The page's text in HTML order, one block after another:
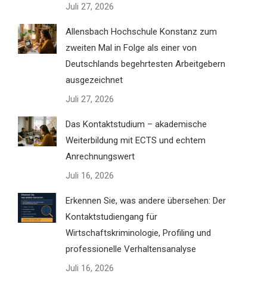
Juli 27, 2026
Allensbach Hochschule Konstanz zum
zweiten Mal in Folge als einer von
Deutschlands begehrtesten Arbeitgebern
ausgezeichnet
Juli 27, 2026
Das Kontaktstudium – akademische
Weiterbildung mit ECTS und echtem
Anrechnungswert
Juli 16, 2026
Erkennen Sie, was andere übersehen: Der
Kontaktstudiengang für
Wirtschaftskriminologie, Profiling und
professionelle Verhaltensanalyse
Juli 16, 2026